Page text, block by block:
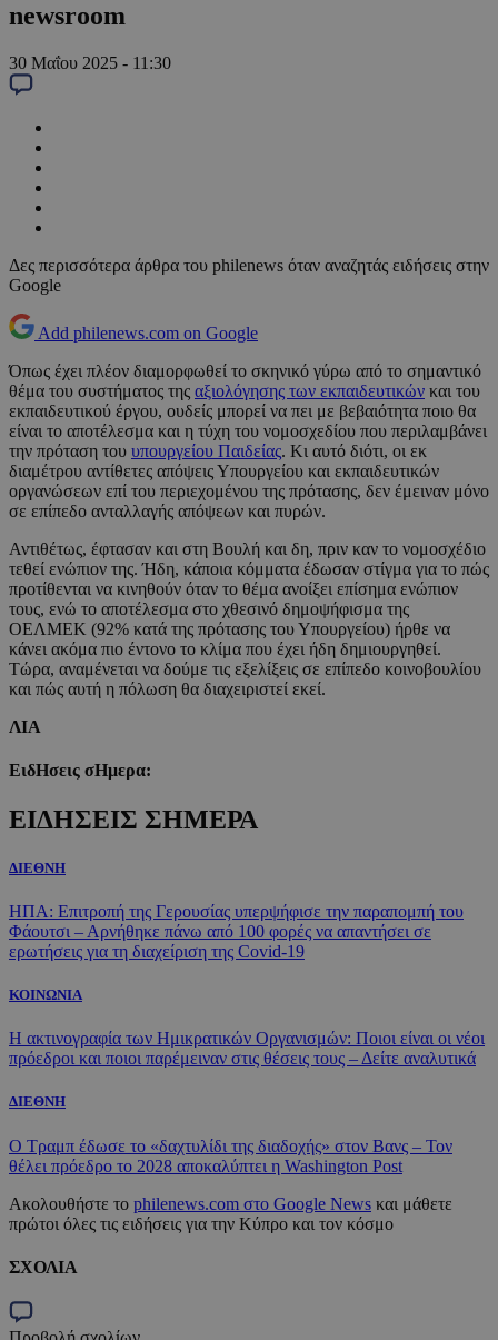
newsroom
30 Μαΐου 2025 - 11:30
Δες περισσότερα άρθρα του philenews όταν αναζητάς ειδήσεις στην
Google
Add philenews.com on Google
Όπως έχει πλέον διαμορφωθεί το σκηνικό γύρω από το σημαντικό
θέμα του συστήματος της αξιολόγησης των εκπαιδευτικών και του
εκπαιδευτικού έργου, ουδείς μπορεί να πει με βεβαιότητα ποιο θα
είναι το αποτέλεσμα και η τύχη του νομοσχεδίου που περιλαμβάνει
την πρόταση του υπουργείου Παιδείας. Κι αυτό διότι, οι εκ
διαμέτρου αντίθετες απόψεις Υπουργείου και εκπαιδευτικών
οργανώσεων επί του περιεχομένου της πρότασης, δεν έμειναν μόνο
σε επίπεδο ανταλλαγής απόψεων και πυρών.
Αντιθέτως, έφτασαν και στη Βουλή και δη, πριν καν το νομοσχέδιο
τεθεί ενώπιον της. Ήδη, κάποια κόμματα έδωσαν στίγμα για το πώς
προτίθενται να κινηθούν όταν το θέμα ανοίξει επίσημα ενώπιον
τους, ενώ το αποτέλεσμα στο χθεσινό δημοψήφισμα της
ΟΕΛΜΕΚ (92% κατά της πρότασης του Υπουργείου) ήρθε να
κάνει ακόμα πιο έντονο το κλίμα που έχει ήδη δημιουργηθεί.
Τώρα, αναμένεται να δούμε τις εξελίξεις σε επίπεδο κοινοβουλίου
και πώς αυτή η πόλωση θα διαχειριστεί εκεί.
ΛΙΑ
ΕιδΗσεις σΗμερα:
ΕΙΔΗΣΕΙΣ ΣΗΜΕΡΑ
ΔΙΕΘΝΗ
ΗΠΑ: Επιτροπή της Γερουσίας υπερψήφισε την παραπομπή του
Φάουτσι – Αρνήθηκε πάνω από 100 φορές να απαντήσει σε
ερωτήσεις για τη διαχείριση της Covid-19
ΚΟΙΝΩΝΙΑ
Η ακτινογραφία των Ημικρατικών Οργανισμών: Ποιοι είναι οι νέοι
πρόεδροι και ποιοι παρέμειναν στις θέσεις τους – Δείτε αναλυτικά
ΔΙΕΘΝΗ
Ο Τραμπ έδωσε το «δαχτυλίδι της διαδοχής» στον Βανς – Τον
θέλει πρόεδρο το 2028 αποκαλύπτει η Washington Post
Ακολουθήστε το philenews.com στο Google News και μάθετε
πρώτοι όλες τις ειδήσεις για την Κύπρο και τον κόσμο
ΣΧΟΛΙΑ